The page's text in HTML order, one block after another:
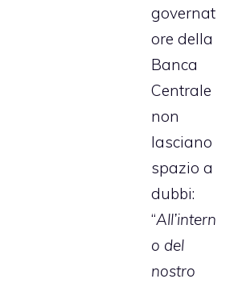
governat
ore della
Banca
Centrale
non
lasciano
spazio a
dubbi:
“All’intern
o del
nostro